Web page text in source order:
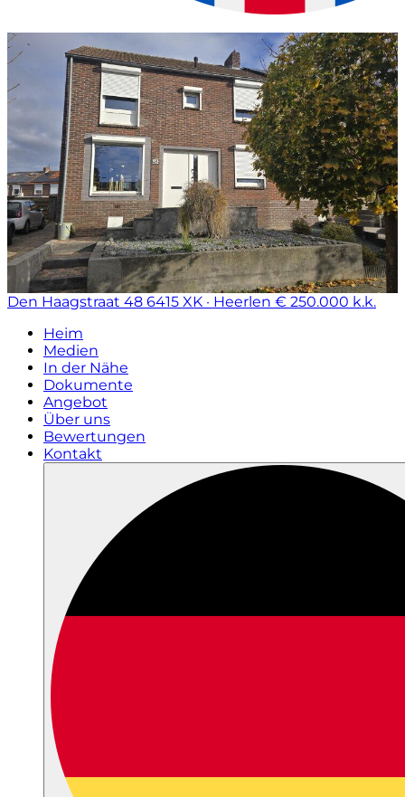
Den Haagstraat 48 6415 XK · Heerlen € 250.000 k.k.
Heim
Medien
In der Nähe
Dokumente
Angebot
Über uns
Bewertungen
Kontakt